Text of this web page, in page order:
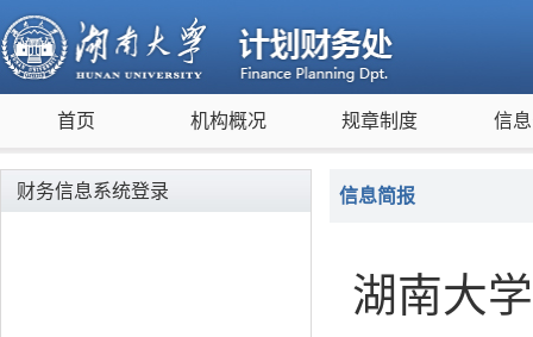
首页 机构概况 规章制度 信
财务信息系统登录 信息简报
湖南大